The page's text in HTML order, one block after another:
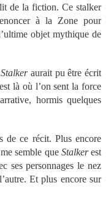
de la fiction. Ce stalker
à la Zone pour
objet mythique de
Stalkeraurait pu être écrit
là où l’on sent la force
hormis quelques
de ce récit. Plus encore
semble que Stalkerest
ses personnages le nez
Et plus encore sur